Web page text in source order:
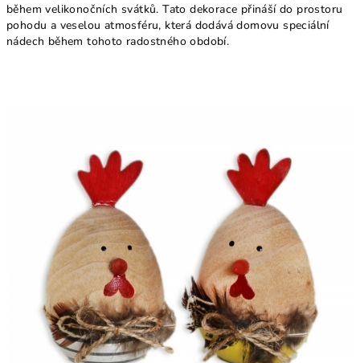
během velikonočních svátků. Tato dekorace přináší do prostoru
pohodu a veselou atmosféru, která dodává domovu speciální
nádech během tohoto radostného období.